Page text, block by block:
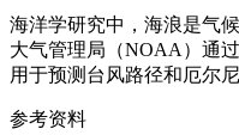
海洋学研究中，海浪是气
大气管理局（NOAA）通
用于预测台风路径和厄尔尼
参考资料